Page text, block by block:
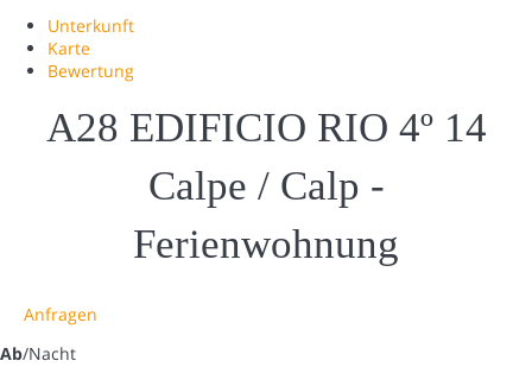
Unterkunft
Karte
Bewertung
A28 EDIFICIO RIO 4º 14
Calpe / Calp -
Ferienwohnung
Anfragen
Ab/Nacht